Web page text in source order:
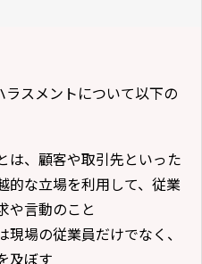
スメントについて以下の
は、顧客や取引先といった
的な立場を利用して、従業
や言動のこと
場の従業員だけでなく、
及ぼす